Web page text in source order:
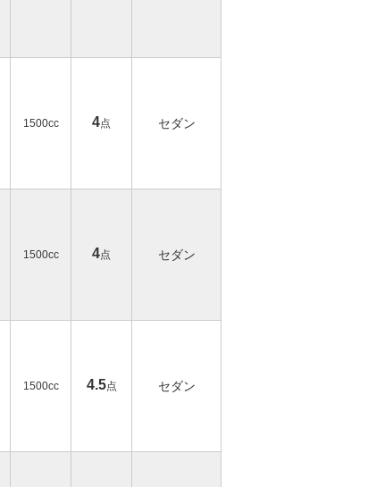
1500cc 4点 セダン
1500cc 4点 セダン
1500cc 4.5点 セダン